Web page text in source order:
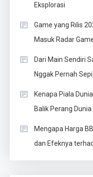
Eksplorasi
Game yang Rilis
Masuk Radar
Dari Main Sendiri
Nggak Pernah
Kenapa Piala
Balik Perang Dunia
Mengapa Harga
dan Efeknya